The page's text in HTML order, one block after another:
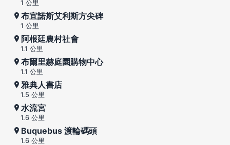
1 公里
布宜諾斯艾利斯方尖碑
1 公里
阿根廷農村社會
1.1 公里
布爾里赫庭園購物中心
1.1 公里
雅典人書店
1.5 公里
水流宮
1.6 公里
Buquebus 渡輪碼頭
1.6 公里